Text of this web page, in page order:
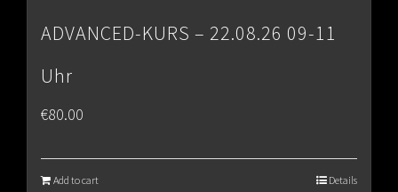
ADVANCED-KURS – 22.08.26 09-11
Uhr
€80.00
Add to cart Details